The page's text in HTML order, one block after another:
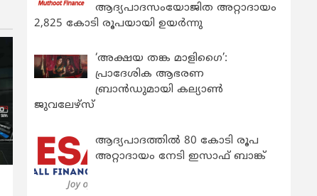
ആദ്യപാദസംയോജിത അറ്റാദായം
2,825 കോടി രൂപയായി ഉയർന്നു
‘അക്ഷയ തങ്ക മാളിഗൈ’:
പ്രാദേശിക ആഭരണ
ബ്രാന്‍ഡുമായി കല്യാണ്‍
ജുവലേഴ്‌സ്
ആദ്യപാദത്തിൽ 80 കോടി രൂപ
അറ്റാദായം നേടി ഇസാഫ് ബാങ്ക്